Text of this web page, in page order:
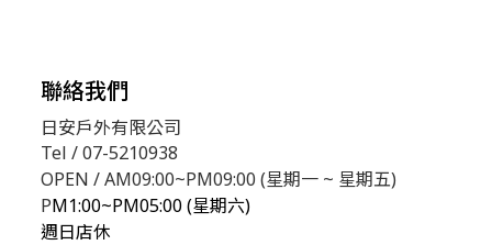
聯絡我們
日安戶外有限公司
Tel / 07-5210938
OPEN / AM09:00~PM09:00 (星期一 ~ 星期五)
PM1:00~PM05:00 (星期六)
週日店休